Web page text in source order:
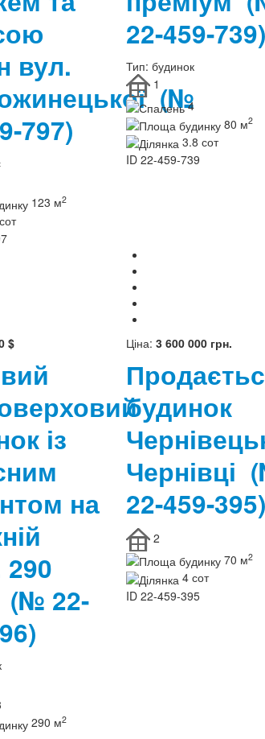
вул.
(№
797)
123 м2
22-459-739)
Тип: будинок
1
4
80 м2
3.8 сот
ID 22-459-739
$
із
на
290
(№ 22-
290 м2
Ціна: 3 600 000 грн.
будинок
Чернівці
22-459-395)
2
70 м2
4 сот
ID 22-459-395